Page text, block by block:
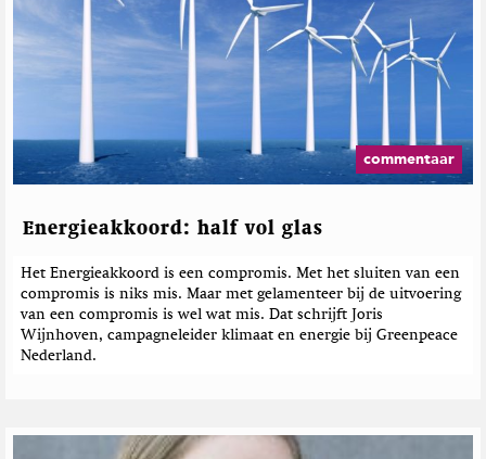
commentaar
Energieakkoord: half vol glas
Het Energieakkoord is een compromis. Met het sluiten van een
compromis is niks mis. Maar met gelamenteer bij de uitvoering
van een compromis is wel wat mis. Dat schrijft Joris
Wijnhoven, campagneleider klimaat en energie bij Greenpeace
Nederland.